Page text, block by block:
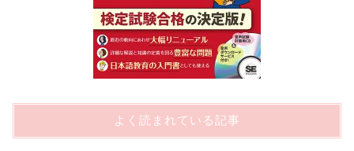
よく読まれている記事